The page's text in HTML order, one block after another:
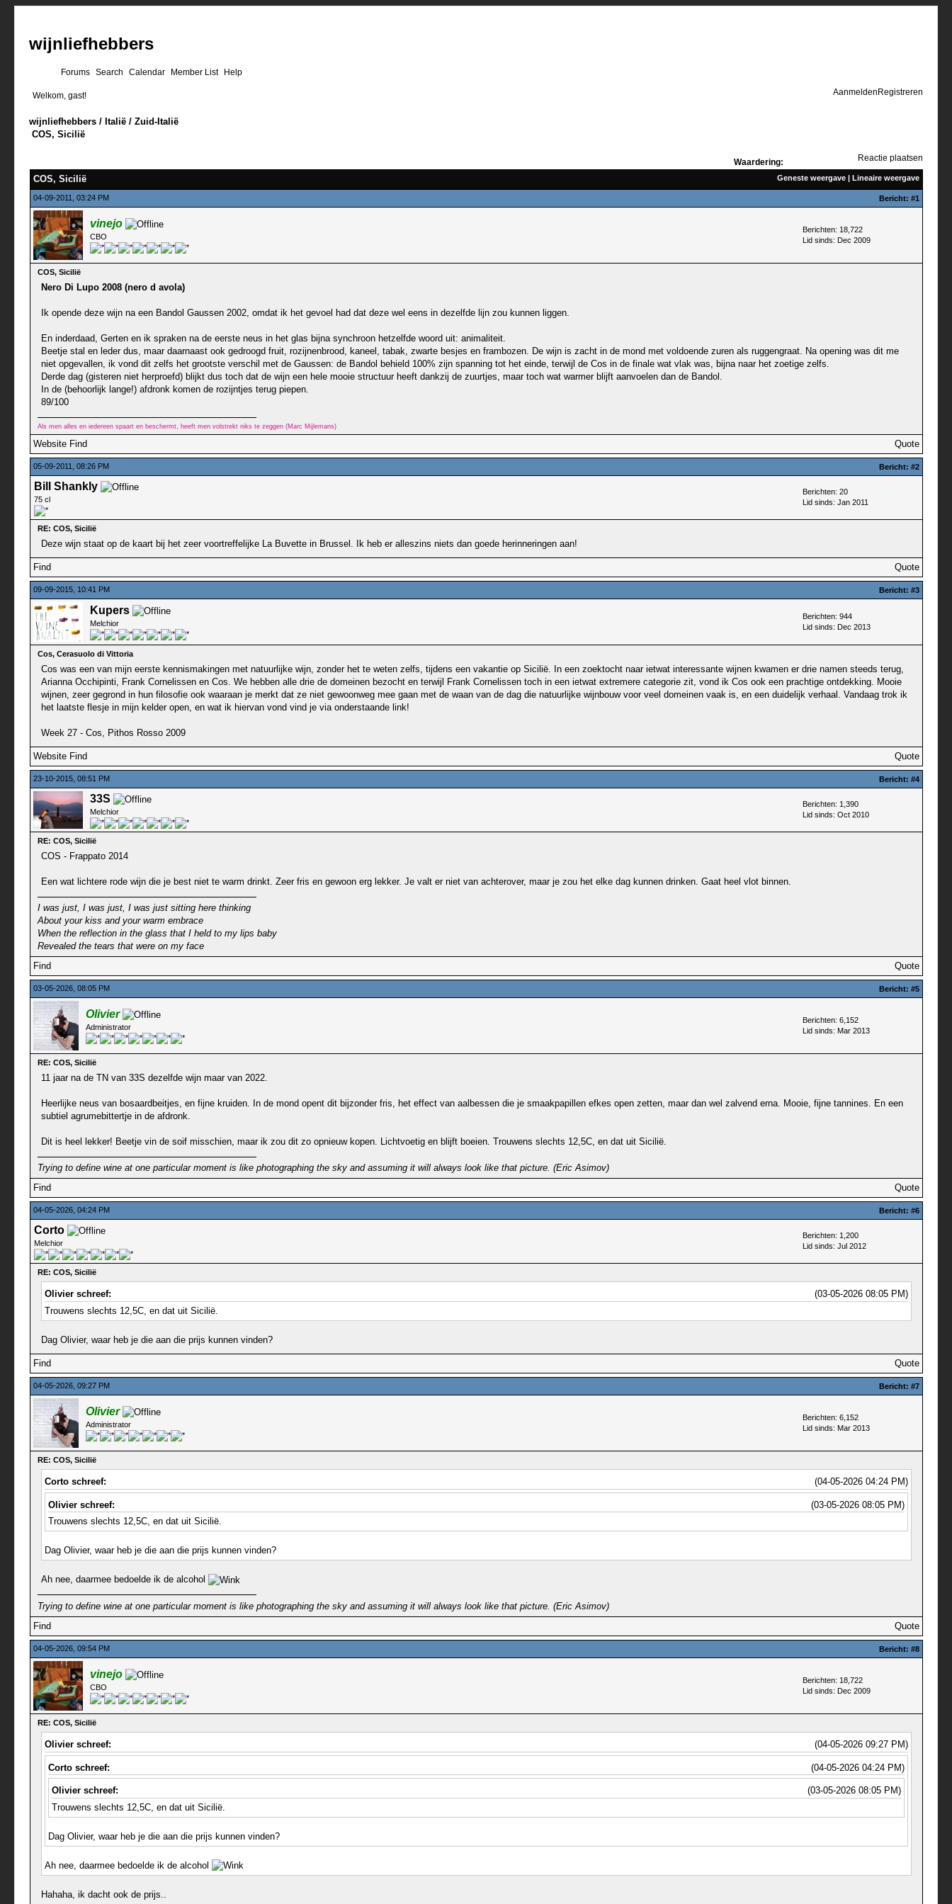
wijnliefhebbers
Forums Search Calendar Member List
Help
Aanmelden Registreren
Welkom, gast!
wijnliefhebbers / Italië /Zuid-Italië
COS, Sicilië
Reactie plaatsen
Waardering:
Geneste weergave| Lineaire weergave
COS, Sicilië
04-09-2011, 03:24 PM Bericht: #1
vinejo
CBO
Berichten: 18,722
Lid sinds: Dec 2009
COS, Sicilië
Nero Di Lupo 2008 (nero d avola)
Ik opende deze wijn na een Bandol Gaussen 2002, omdat ik het gevoel had dat deze wel eens in dezelfde lijn zou kunnen liggen.
En inderdaad, Gerten en ik spraken na de eerste neus in het glas bijna synchroon hetzelfde woord uit: animaliteit.
Beetje stal en leder dus, maar daarnaast ook gedroogd fruit, rozijnenbrood, kaneel, tabak, zwarte besjes en frambozen. De wijn is zacht in de mond met voldoende zuren als ruggengraat. Na opening was dit me
niet opgevallen, ik vond dit zelfs het grootste verschil met de Gaussen: de Bandol behield 100% zijn spanning tot het einde, terwijl de Cos in de finale wat vlak was, bijna naar het zoetige zelfs.
Derde dag (gisteren niet herproefd) blijkt dus toch dat de wijn een hele mooie structuur heeft dankzij de zuurtjes, maar toch wat warmer blijft aanvoelen dan de Bandol.
In de (behoorlijk lange!) afdronk komen de rozijntjes terug piepen.
89/100
Als men alles en iedereen spaart en beschermt, heeft men volstrekt niks te zeggen (Marc Mijlemans)
Website Find Quote
05-09-2011, 08:26 PM Bericht: #2
Bill Shankly
75 cl
Berichten: 20
Lid sinds: Jan 2011
RE: COS, Sicilië
Deze wijn staat op de kaart bij het zeer voortreffelijke La Buvette in Brussel. Ik heb er alleszins niets dan goede herinneringen aan!
Find Quote
09-09-2015, 10:41 PM Bericht: #3
Kupers
Melchior
Berichten: 944
Lid sinds: Dec 2013
Cos, Cerasuolo di Vittoria
Cos was een van mijn eerste kennismakingen met natuurlijke wijn, zonder het te weten zelfs, tijdens een vakantie op Sicilië. In een zoektocht naar ietwat interessante wijnen kwamen er drie namen steeds terug,
Arianna Occhipinti, Frank Cornelissen en Cos. We hebben alle drie de domeinen bezocht en terwijl Frank Cornelissen toch in een ietwat extremere categorie zit, vond ik Cos ook een prachtige ontdekking. Mooie
wijnen, zeer gegrond in hun filosofie ook waaraan je merkt dat ze niet gewoonweg mee gaan met de waan van de dag die natuurlijke wijnbouw voor veel domeinen vaak is, en een duidelijk verhaal. Vandaag trok ik
het laatste flesje in mijn kelder open, en wat ik hiervan vond vind je via onderstaande link!
Week 27 - Cos, Pithos Rosso 2009
Website Find Quote
23-10-2015, 08:51 PM Bericht: #4
33S
Melchior
Berichten: 1,390
Lid sinds: Oct 2010
RE: COS, Sicilië
COS - Frappato 2014
Een wat lichtere rode wijn die je best niet te warm drinkt. Zeer fris en gewoon erg lekker. Je valt er niet van achterover, maar je zou het elke dag kunnen drinken. Gaat heel vlot binnen.
I was just, I was just, I was just sitting here thinking
About your kiss and your warm embrace
When the reflection in the glass that I held to my lips baby
Revealed the tears that were on my face
Find
Quote
03-05-2026, 08:05 PM Bericht: #5
Olivier
Administrator
Berichten: 6,152
Lid sinds: Mar 2013
RE: COS, Sicilië
11 jaar na de TN van 33S dezelfde wijn maar van 2022.
Heerlijke neus van bosaardbeitjes, en fijne kruiden. In de mond opent dit bijzonder fris, het effect van aalbessen die je smaakpapillen efkes open zetten, maar dan wel zalvend erna. Mooie, fijne tannines. En een
subtiel agrumebittertje in de afdronk.
Dit is heel lekker! Beetje vin de soif misschien, maar ik zou dit zo opnieuw kopen. Lichtvoetig en blijft boeien. Trouwens slechts 12,5C, en dat uit Sicilië.
Trying to define wine at one particular moment is like photographing the sky and assuming it will always look like that picture. (Eric Asimov)
Find
Quote
04-05-2026, 04:24 PM Bericht: #6
Corto
Melchior
Berichten: 1,200
Lid sinds: Jul 2012
RE: COS, Sicilië
(03-05-2026 08:05 PM)
Olivier schreef:
Trouwens slechts 12,5C, en dat uit Sicilië.
Dag Olivier, waar heb je die aan die prijs kunnen vinden?
Find Quote
04-05-2026, 09:27 PM Bericht: #7
Olivier
Administrator
Berichten: 6,152
Lid sinds: Mar 2013
RE: COS, Sicilië
(04-05-2026 04:24 PM)
Corto schreef:
(03-05-2026 08:05 PM)
Olivier schreef:
Trouwens slechts 12,5C, en dat uit Sicilië.
Dag Olivier, waar heb je die aan die prijs kunnen vinden?
Ah nee, daarmee bedoelde ik de alcohol
Trying to define wine at one particular moment is like photographing the sky and assuming it will always look like that picture. (Eric Asimov)
Find
Quote
04-05-2026, 09:54 PM Bericht: #8
vinejo
CBO
Berichten: 18,722
Lid sinds: Dec 2009
RE: COS, Sicilië
(04-05-2026 09:27 PM)
Olivier schreef:
(04-05-2026 04:24 PM)
Corto schreef:
(03-05-2026 08:05 PM)
Olivier schreef:
Trouwens slechts 12,5C, en dat uit Sicilië.
Dag Olivier, waar heb je die aan die prijs kunnen vinden?
Ah nee, daarmee bedoelde ik de alcohol
Hahaha, ik dacht ook de prijs..